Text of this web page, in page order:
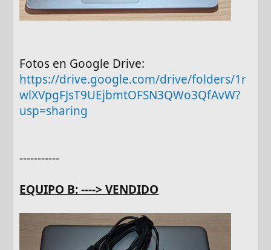
Fotos en Google Drive:
https://drive.google.com/drive/folders/1r
wlXVpgFJsT9UEjbmtOFSN3QWo3QfAvW?
usp=sharing
-----------
EQUIPO B:----> VENDIDO